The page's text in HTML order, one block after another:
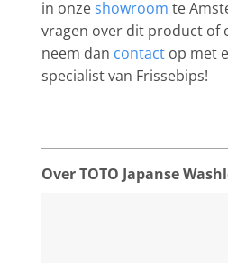
in onzeshowroom te
vragen over dit product of
neem dan contact op met
specialist van Frissebips!
Over TOTO Japanse